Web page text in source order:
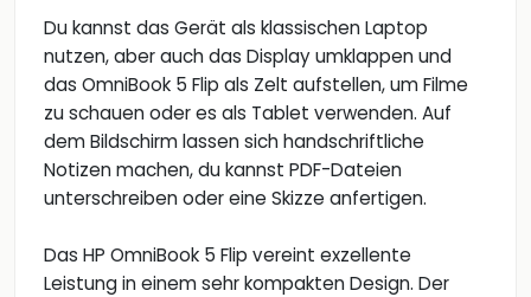
Du kannst das Gerät als klassischen Laptop
nutzen, aber auch das Display umklappen und
das OmniBook 5 Flip als Zelt aufstellen, um Filme
zu schauen oder es als Tablet verwenden. Auf
dem Bildschirm lassen sich handschriftliche
Notizen machen, du kannst PDF-Dateien
unterschreiben oder eine Skizze anfertigen.
Das HP OmniBook 5 Flip vereint exzellente
Leistung in einem sehr kompakten Design. Der